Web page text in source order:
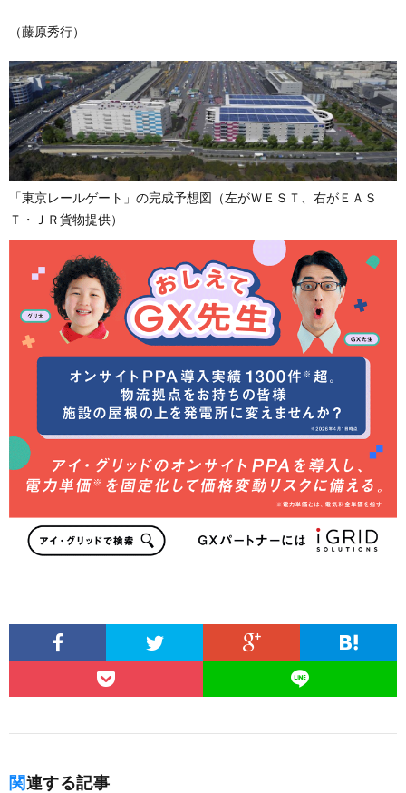
（藤原秀行）
「東京レールゲート」の完成予想図（左がＷＥＳＴ、右がＥＡＳ
Ｔ・ＪＲ貨物提供）
関連する記事